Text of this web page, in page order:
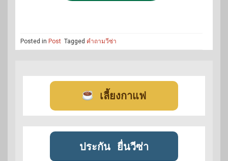
Posted in Post Tagged คำถามวีซ่า
เลี้ยงกาแฟ
ประกัน ยื่นวีซ่า